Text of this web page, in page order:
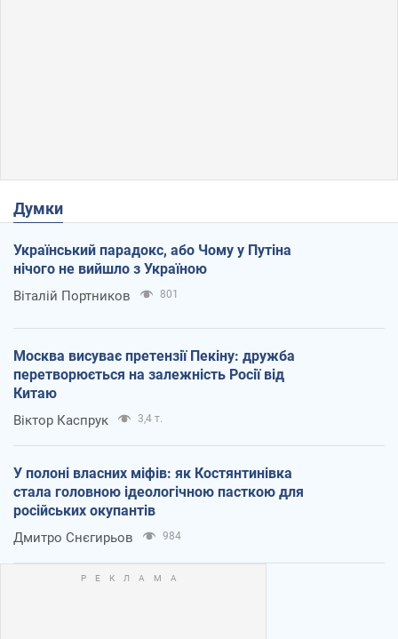
Думки
Український парадокс, або Чому у Путіна
нічого не вийшло з Україною
Віталій Портников 801
Москва висуває претензії Пекіну: дружба
перетворюється на залежність Росії від
Китаю
Віктор Каспрук 3,4 т.
У полоні власних міфів: як Костянтинівка
стала головною ідеологічною пасткою для
російських окупантів
Дмитро Снєгирьов 984